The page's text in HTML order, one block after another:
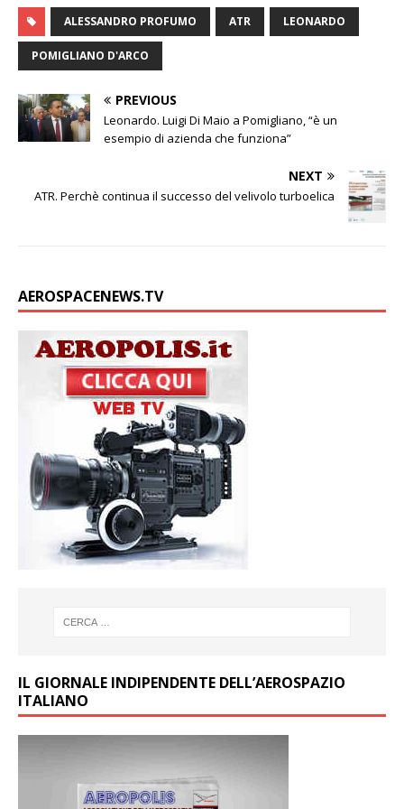
k
e
d
n
a
t
s
A
p
i
t
t
e
c
e
b
o
k
p
y
L
i
k
a
i
i
n
s
n
d
i
ALESSANDRO PROFUMO ATR LEONARDO
POMIGLIANO D'ARCO
PREVIOUS
Leonardo. Luigi Di Maio a Pomigliano, “è un
esempio di azienda che funziona”
NEXT
ATR. Perchè continua il successo del velivolo turboelica
AEROSPACENEWS.TV
IL GIORNALE INDIPENDENTE DELL’AEROSPAZIO
ITALIANO